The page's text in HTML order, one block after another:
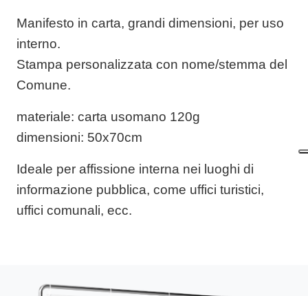
Manifesto in carta, grandi dimensioni, per uso
interno.
Stampa personalizzata con nome/stemma del
Comune.
materiale: carta usomano 120g
dimensioni: 50x70cm
Ideale per affissione interna nei luoghi di
informazione pubblica, come uffici turistici,
uffici comunali, ecc.